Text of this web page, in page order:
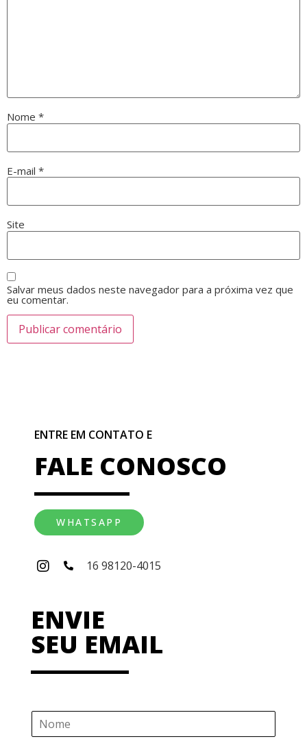
Nome *
E-mail *
Site
Salvar meus dados neste navegador para a próxima vez que
eu comentar.
ENTRE EM CONTATO E
FALE CONOSCO
WHATSAPP
16 98120-4015
ENVIE
SEU EMAIL
N